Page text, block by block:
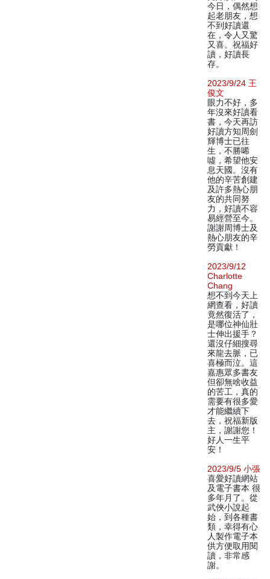
今日，偶然想
起老朋友，想
不到好讀還
在，令人又驚
又喜。祝福好
讀，好讀長
存。
2023/9/24 王
俊文
眼力不好，多
年沒來好讀看
書，今天再訪
好讀方知周劍
輝博士已往
生，不勝唏
噓，希望他安
息天國。沒有
他的辛苦創建
及許多熱心朋
友的共同努
力，好讀不容
易經營至今。
謝謝周博士及
熱心朋友的辛
勞貢獻！
2023/9/12
Charlotte
Chang
想不到今天上
網查看，好讀
竟然復活了，
是哪位神仙壯
士伸出援手？
還沒仔細搜尋
來龍去脈，已
喜極而泣。這
嘉惠眾多書友
但卻無啥收益
的苦工，真的
需要有很多愛
才能繼續下
去，祝福新版
主，謝謝您！
好人一生平
安！
2023/9/5 小張
喜愛好讀網站
及電子書本 很
多年月了。從
武俠小說起
始，到各種書
類，幸得有心
人製作電子本
供方便取用閱
讀，非常感
謝。